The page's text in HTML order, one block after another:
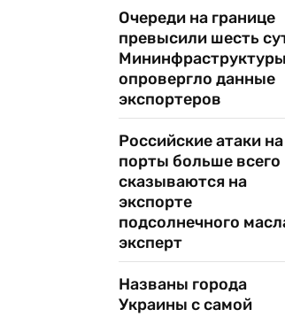
Очереди на границе
превысили шесть
Мининфраструктуры
опровергло данные
экспортеров
Российские атаки на
порты больше всего
сказываются на
экспорте
подсолнечного
эксперт
Названы города
Украины с самой